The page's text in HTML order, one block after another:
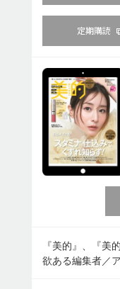
定期購読
『美的』、『美
欲ある編集者／